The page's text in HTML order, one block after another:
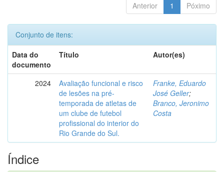
Anterior 1 Póximo
Conjunto de itens:
Data do
documento
Título Autor(es)
2024
Avaliação funcional e risco
de lesões na pré-
temporada de atletas de
um clube de futebol
profissional do interior do
Rio Grande do Sul.
Franke, Eduardo
José Geller;
Branco, Jeronimo
Costa
Índice